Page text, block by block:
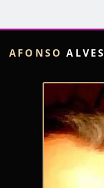
AFONSOALVES